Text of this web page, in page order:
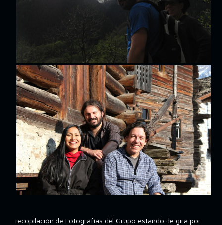
recopilación de Fotografías del Grupo estando de gira por